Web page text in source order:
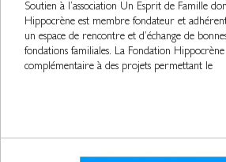
Soutien à l’association Un Esprit de Famille
Hippocrène est membre fondateur et
un espace de rencontre et d’échange de
fondations familiales. La Fondation
complémentaire à des projets permettant le